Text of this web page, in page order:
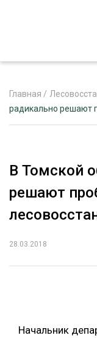
ЛЕСНОЕ
ЛЕСОЗАГОТОВКА
БИОЭНЕРГЕТИКА
Главная /
радикально решают
В Томской
решают
28.03.2018
Начальник